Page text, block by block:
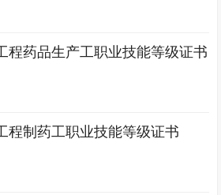
程药品生产工职业技能等级证书
程制药工职业技能等级证书